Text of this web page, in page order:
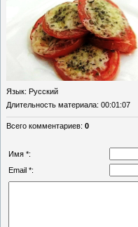
Язык: Русский
Длительность материала: 00:01:07
Всего комментариев: 0
Имя *:
Email *: